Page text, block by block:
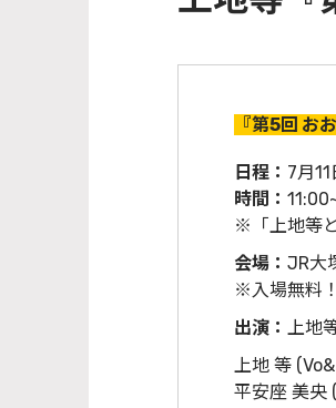
『第5回 お
日程： 7月
時間：
※「上地等
会場： JR大
※入場無料
出演： 上地
上地 等
平安座 美央